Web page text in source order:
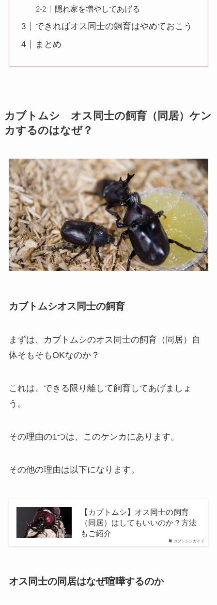
隠れ家を増やしてあげる
できればオス同士の飼育はやめておこう
まとめ
カブトムシ オス同士の飼育（同居）ケン
カするのはなぜ？
カブトムシオス同士の飼育
まずは、カブトムシのオス同士の飼育（同居）自
体そもそもOKなのか？
これは、できる限り離して飼育してあげましょ
う。
その理由の1つは、このケンカにあります。
その他の理由は以下になります。
カブトムシガイド
【カブトムシ】オス同士の飼育
（同居）はしてもいいのか？方法
もご紹介
オス同士の同居はなぜ喧嘩するのか